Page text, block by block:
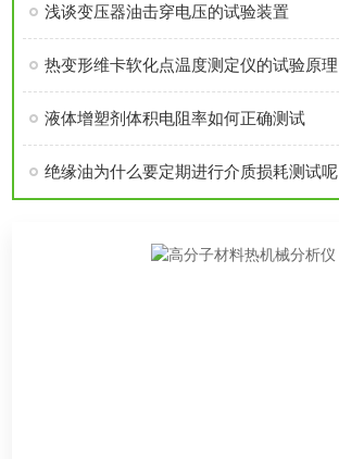
浅谈变压器油击穿电压的试验装置
热变形维卡软化点温度测定仪的试验原理
液体增塑剂体积电阻率如何正确测试
绝缘油为什么要定期进行介质损耗测试呢